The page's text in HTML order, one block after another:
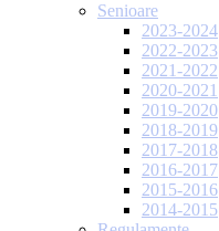
Senioare
2023-2024
2022-2023
2021-2022
2020-2021
2019-2020
2018-2019
2017-2018
2016-2017
2015-2016
2014-2015